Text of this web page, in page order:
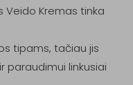
Veido Kremas tinka
tipams, tačiau jis
paraudimui linkusiai